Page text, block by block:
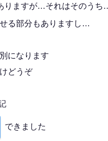
りますが…それはそのう
る部分もありますし…
になります
どうぞ
できました